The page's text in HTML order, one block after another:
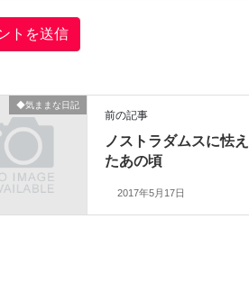
◆気ままな日記
前の記事
ノストラダムスに怯え
たあの頃
2017年5月17日